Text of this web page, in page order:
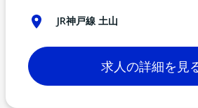
JR神戸線 土山
求人の詳細を見